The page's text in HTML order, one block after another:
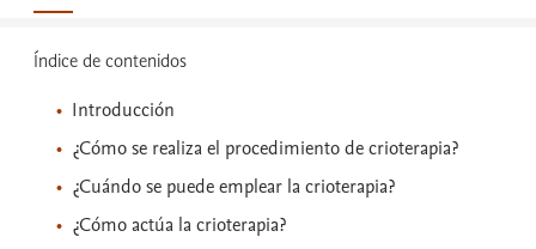
Índice de contenidos
Introducción
¿Cómo se realiza el procedimiento de crioterapia?
¿Cuándo se puede emplear la crioterapia?
¿Cómo actúa la crioterapia?